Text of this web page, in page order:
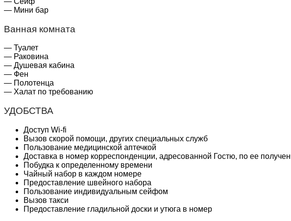
— Мини бар
Ванная комната
— Туалет
— Раковина
— Душевая кабина
— Фен
— Полотенца
— Халат по требованию
УДОБСТВА
Доступ Wi-fi
Вызов скорой помощи, других специальных служб
Пользование медицинской аптечкой
Доставка в номер корреспонденции, адресованной Гостю, по ее
Побудка к определенному времени
Чайный набор в каждом номере
Предоставление швейного набора
Пользование индивидуальным сейфом
Вызов такси
Предоставление гладильной доски и утюга в номер